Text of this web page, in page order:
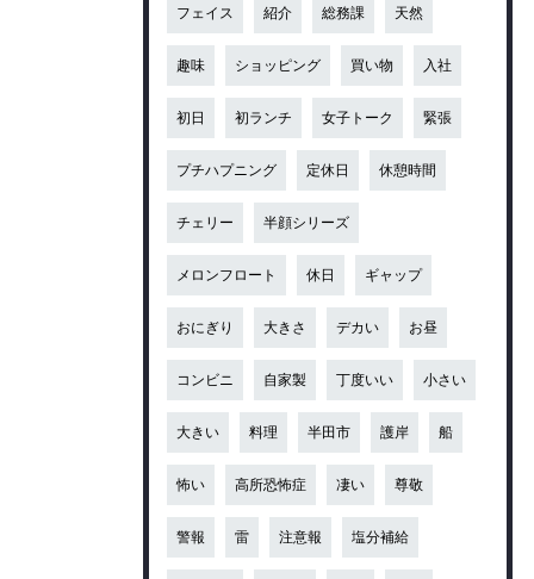
フェイス 紹介 総務課 天然
趣味 ショッピング 買い物 入社
初日 初ランチ 女子トーク 緊張
プチハプニング 定休日 休憩時間
チェリー 半顔シリーズ
メロンフロート 休日 ギャップ
おにぎり 大きさ デカい お昼
コンビニ 自家製 丁度いい 小さい
大きい 料理 半田市 護岸 船
怖い 高所恐怖症 凄い 尊敬
警報 雷 注意報 塩分補給